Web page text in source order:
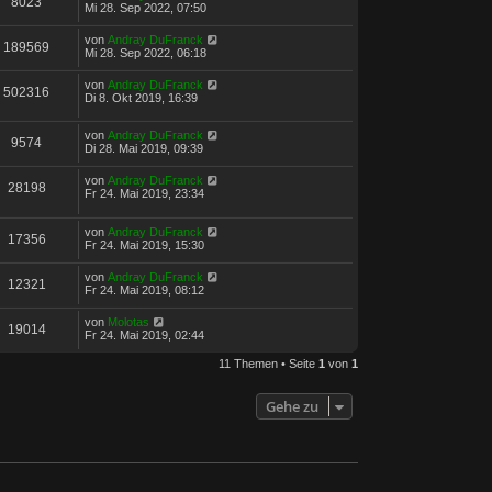
Mi 28. Sep 2022, 07:50
189569 von Andray DuFranck
Mi 28. Sep 2022, 06:18
502316 von Andray DuFranck
Di 8. Okt 2019, 16:39
9574 von Andray DuFranck
Di 28. Mai 2019, 09:39
28198 von Andray DuFranck
Fr 24. Mai 2019, 23:34
17356 von Andray DuFranck
Fr 24. Mai 2019, 15:30
12321 von Andray DuFranck
Fr 24. Mai 2019, 08:12
19014 von Molotas
Fr 24. Mai 2019, 02:44
11 Themen • Seite 1 von 1
Gehe zu